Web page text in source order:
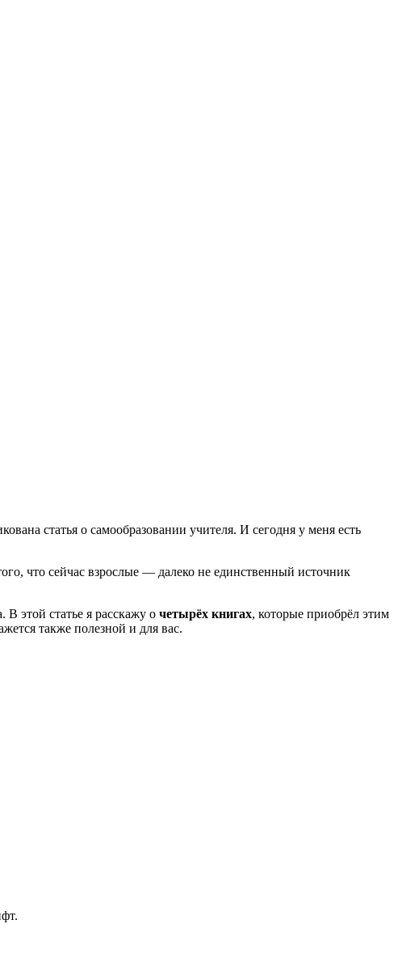
статья о самообразовании учителя. И сегодня у меня есть
что сейчас взрослые — далеко не единственный источник
В этой статье я расскажу о четырёх книгах, которые приобрёл этим
также полезной и для вас.